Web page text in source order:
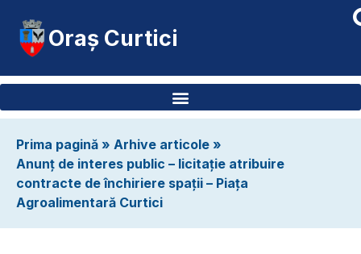
Oraș Curtici
Prima pagină » Arhive articole »
Anunț de interes public – licitație atribuire
contracte de închiriere spații – Piața
Agroalimentară Curtici